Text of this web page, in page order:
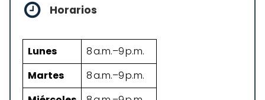
Horarios
Lunes
8 a.m.–9 p.m.
Martes
8 a.m.–9 p.m.